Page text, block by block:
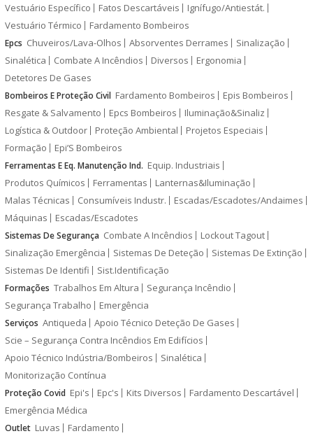
Vestuário Específico
Fatos Descartáveis
Ignífugo/Antiestát.
Vestuário Térmico
Fardamento Bombeiros
Epcs Chuveiros/Lava-Olhos Absorventes Derrames
Sinalização
Sinalética
Combate A Incêndios Diversos
Ergonomia
Detetores De Gases
Bombeiros E Proteção Civil Fardamento Bombeiros
Epis Bombeiros
Resgate & Salvamento
Epcs Bombeiros
Iluminação&Sinaliz
Logística & Outdoor
Proteção Ambiental
Projetos Especiais
Formação
Epi’S Bombeiros
Ferramentas E Eq. Manutenção Ind. Equip. Industriais
Produtos Químicos
Ferramentas
Lanternas&Iluminação
Malas Técnicas
Consumíveis Industr.
Escadas/Escadotes/Andaimes
Máquinas
Escadas/Escadotes
Sistemas De Segurança Combate A Incêndios
Lockout Tagout
Sinalização Emergência
Sistemas De Deteção
Sistemas De Extinção
Sistemas De Identifi
Sist.Identificação
Formações Trabalhos Em Altura
Segurança Incêndio
Segurança Trabalho
Emergência
Serviços Antiqueda
Apoio Técnico Deteção De Gases
Scie – Segurança Contra Incêndios Em Edifícios
Apoio Técnico Indústria/Bombeiros
Sinalética
Monitorização Contínua
Proteção Covid Epi's Epc's Kits Diversos
Fardamento Descartável
Emergência Médica
Outlet Luvas Fardamento